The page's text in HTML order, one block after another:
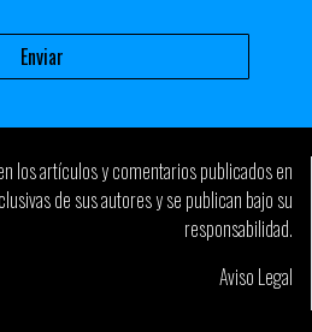
los artículos y comentarios publicados en
de sus autores y se publican bajo su
responsabilidad.
Aviso Legal